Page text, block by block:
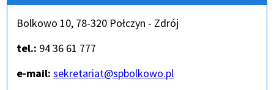
Bolkowo 10, 78-320 Połczyn - Zdrój
tel.: 94 36 61 777
e-mail: sekretariat@spbolkowo.pl